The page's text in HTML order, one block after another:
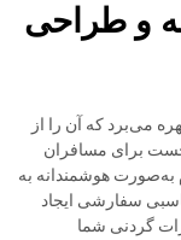
و طراحی
می‌برد که آن را از
برای مسافران
هوشمندانه به
سفارشی ایجاد
گردنی شما